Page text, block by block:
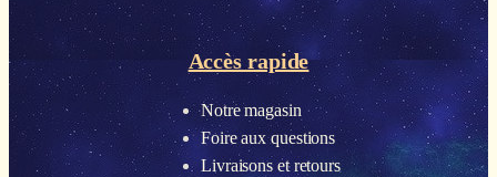
Accès rapide
Notre magasin
Foire aux questions
Livraisons et retours